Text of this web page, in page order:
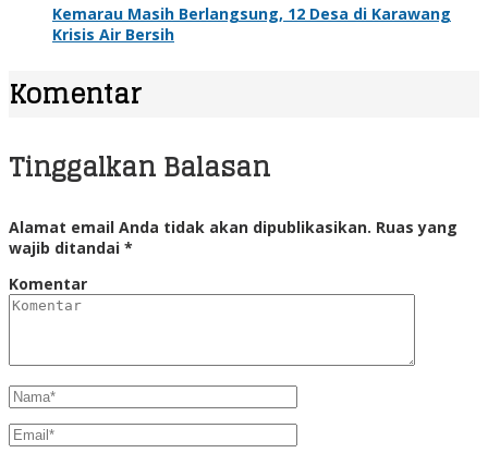
Kemarau Masih Berlangsung, 12 Desa di Karawang
Krisis Air Bersih
Komentar
Tinggalkan Balasan
Alamat email Anda tidak akan dipublikasikan. Ruas yang
wajib ditandai *
Komentar